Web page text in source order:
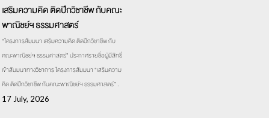
เสริมความคิด ติดปีกวิชาชีพ กับคณะ
พาณิชย์ฯ ธรรมศาสตร์
“โครงการสัมมนา เสริมความคิด ติดปีกวิชาชีพ กับ
คณะพาณิชย์ฯ ธรรมศาสตร์” ประกาศรายชื่อผู้มีสิทธิ์
เข้าสัมมนาทางวิชาการ โครงการสัมมนา “เสริมความ
คิด ติดปีกวิชาชีพ กับคณะพาณิชย์ฯ ธรรมศาสตร์” .
17 July, 2026